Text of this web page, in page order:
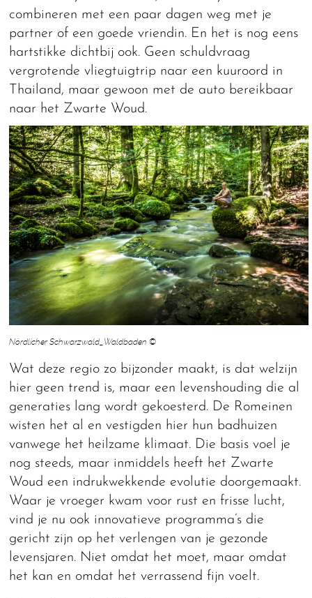
combineren met een paar dagen weg met je
partner of een goede vriendin. En het is nog eens
hartstikke dichtbij ook. Geen schuldvraag
vergrotende vliegtuigtrip naar een kuuroord in
Thailand, maar gewoon met de auto bereikbaar
naar het Zwarte Woud.
Nördlicher Schwarzwald_Waldbaden ©
Wat deze regio zo bijzonder maakt, is dat welzijn
hier geen trend is, maar een levenshouding die al
generaties lang wordt gekoesterd. De Romeinen
wisten het al en vestigden hier hun badhuizen
vanwege het heilzame klimaat. Die basis voel je
nog steeds, maar inmiddels heeft het Zwarte
Woud een indrukwekkende evolutie doorgemaakt.
Waar je vroeger kwam voor rust en frisse lucht,
vind je nu ook innovatieve programma’s die
gericht zijn op het verlengen van je gezonde
levensjaren. Niet omdat het moet, maar omdat
het kan en omdat het verrassend fijn voelt.